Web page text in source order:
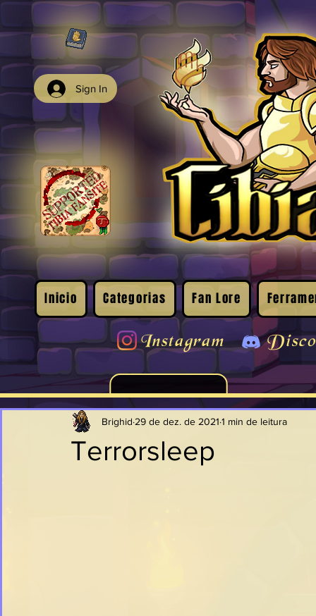
Sign In
Inicio Categorias Fan Lore
Instagram
Terrorsleep
Brighid 29 de dez. de 2021 1 min de leitura